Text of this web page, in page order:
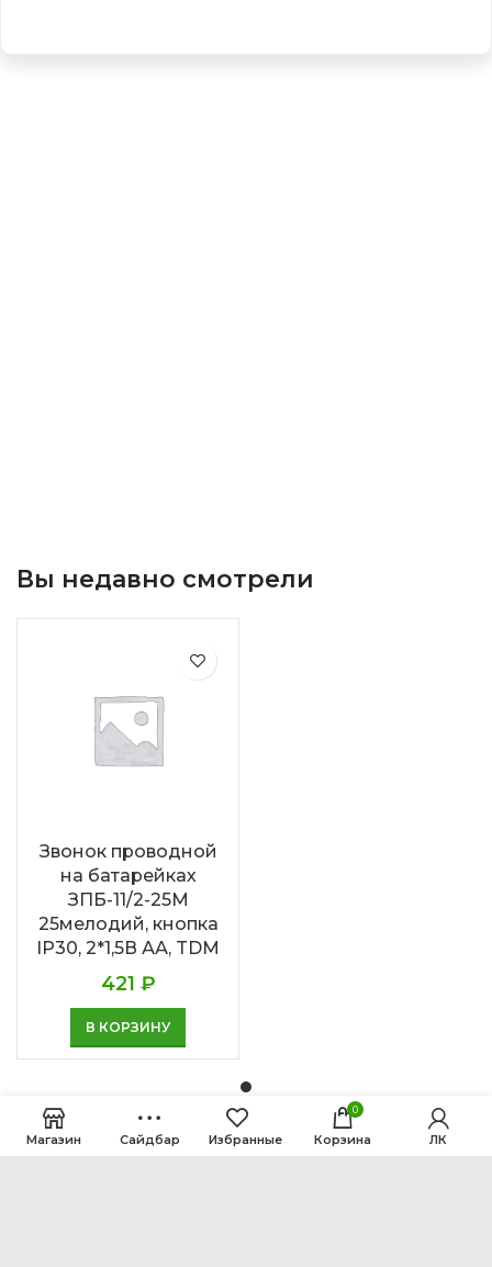
Вы недавно смотрели
Звонок проводной
на батарейках
ЗПБ-11/2-25М
25мелодий, кнопка
IP30, 2*1,5В АА, TDM
421 ₽
В КОРЗИНУ
Магазин Сайдбар Избранные
0
Корзина ЛК